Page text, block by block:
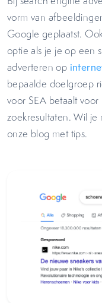
vorm van
Google geplaatst.
optie als je je op een
adverteren op
bepaalde doelgroep
voor SEA betaalt
zoekresultaten. Wil
onze blog met tips.